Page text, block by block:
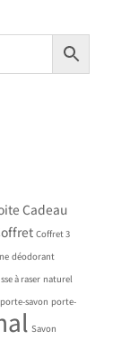
Cadeau
Coffret 3
déodorant
à raser naturel
porte-savon porte-
Savon